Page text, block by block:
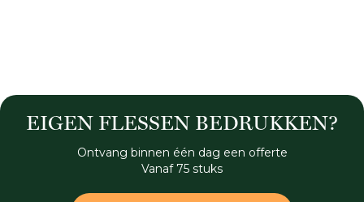
EIGEN FLESSEN BEDRUKKEN?
Ontvang binnen één dag een offerte
Vanaf 75 stuks